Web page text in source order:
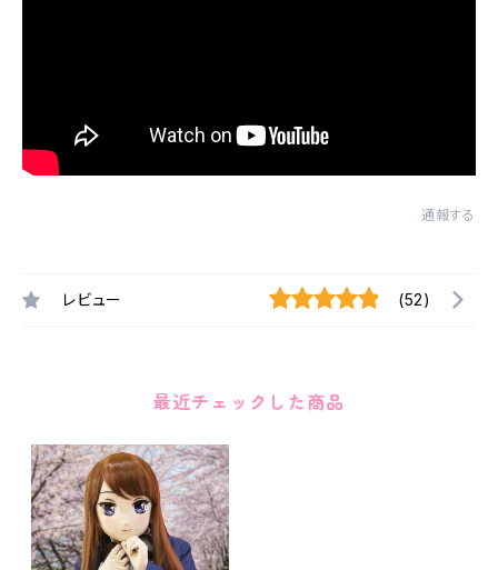
通報する
レビュー (52)
最近チェックした商品